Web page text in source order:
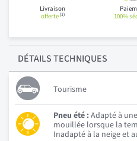
Livraison
offerte(1)
100%
DÉTAILSTECHNIQUES
Tourisme
Pneu été :Adapté à
mouillée lorsque la
Inadapté à la neige et